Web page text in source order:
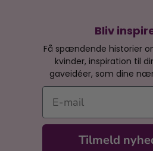
Bliv
Få spændende historier
kvinder, inspiration til
gaveidéer, som dine
E-mail
Tilmeld